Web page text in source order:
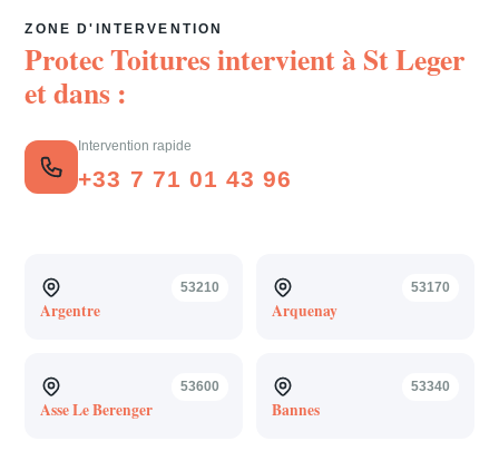
ZONE D'INTERVENTION
Protec Toitures intervient àSt Leger
et dans :
Intervention rapide
+33 7 71 01 43 96
53210
Argentre
53170
Arquenay
53600
Asse Le Berenger
53340
Bannes